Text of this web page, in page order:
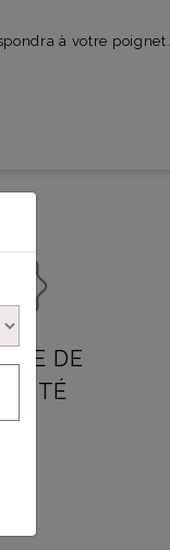
à votre poignet.
DE